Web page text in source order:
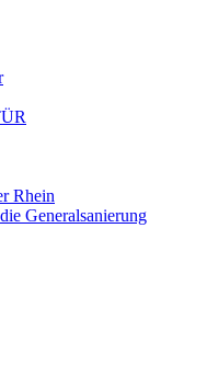
Rhein
Generalsanierung